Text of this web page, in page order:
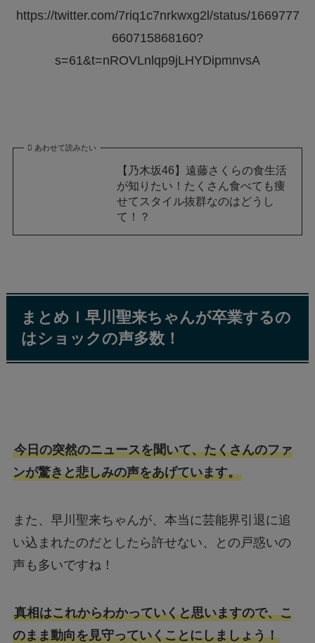
https://twitter.com/7riq1c7nrkwxg2l/status/1669777
660715868160?
s=61&t=nROVLnlqp9jLHYDipmnvsA
あわせて読みたい
【乃木坂46】遠藤さくらの食生活
が知りたい！たくさん食べても痩
せてスタイル抜群なのはどうし
て！？
まとめｌ早川聖来ちゃんが卒業するの
はショックの声多数！
今日の突然のニュースを聞いて、たくさんのファ
ンが驚きと悲しみの声をあげています。
また、早川聖来ちゃんが、本当に芸能界引退に追
い込まれたのだとしたら許せない、との戸惑いの
声も多いですね！
真相はこれからわかっていくと思いますので、こ
のまま動向を見守っていくことにしましょう！